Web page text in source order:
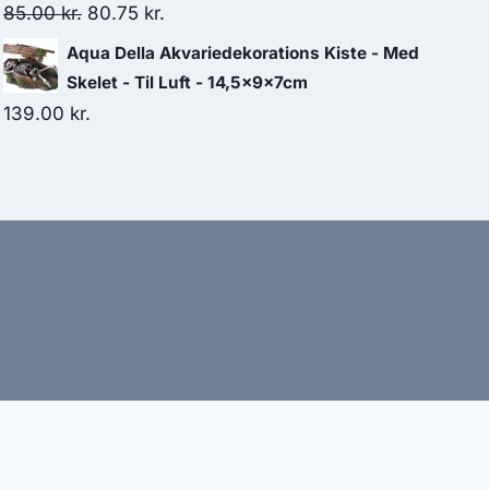
85.00kr. Den
oprindelige
pris
80.75 kr.
aktuelle
pris
Aqua Della Akvariedekorations Kiste - Med
Skelet - Til Luft - 14,5x9x7cm
139.00 kr.